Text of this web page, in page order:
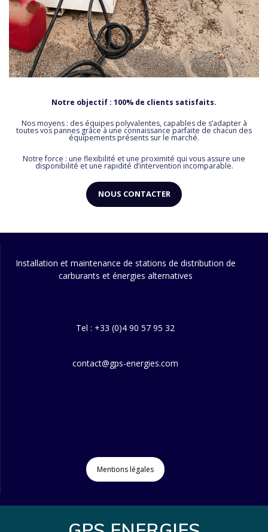
Notre objectif : 100% de clients satisfaits.
Nos moyens : des équipes polyvalentes, capables de s’adapter à
toutes vos pannes grâce à une connaissance parfaite de chacun des
équipements présents sur le marché.
Notre force : une flexibilité et une proximité qui vous assure une
disponibilité et une rapidité d’intervention incomparable.
NOUS CONTACTER
Installation et maintenance de stations de distribution de
carburants et énergies alternatives
Tel : +33 (0)4 90 57 95 32
contact@gps-energies.com
Mentions légales